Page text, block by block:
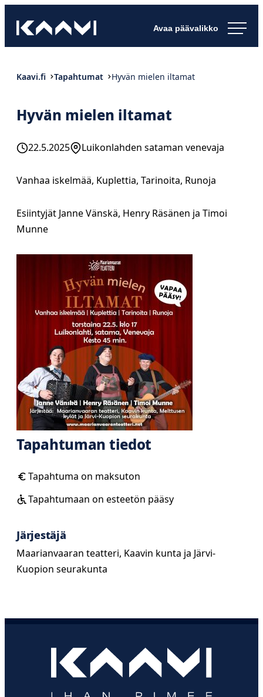
suoraan
sisältöön
Kaavin kunta
Kaavi.fi Tapahtumat Hyvän mielen iltamat
Hyvän mielen iltamat
22.5.2025 Luikonlahden sataman venevaja
Vanhaa iskelmää, Kuplettia, Tarinoita, Runoja
Esiintyjät Janne Vänskä, Henry Räsänen ja Timoi
Munne
Tapahtuman tiedot
Tapahtuma on maksuton
Tapahtumaan on esteetön pääsy
Järjestäjä
Maarianvaaran teatteri, Kaavin kunta ja Järvi-
Kuopion seurakunta